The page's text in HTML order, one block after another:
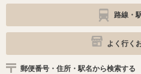
路線・
よく行く
郵便番号・住所・駅名から検索する